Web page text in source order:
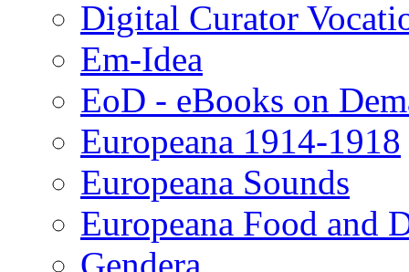
Digital Curator
Em-Idea
EoD - eBooks on
Europeana 1914-1918
Europeana Sounds
Europeana Food and
Gendera